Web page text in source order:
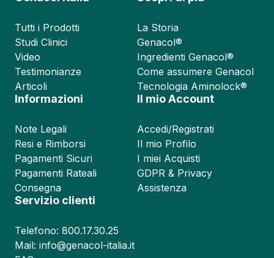
Tutti i Prodotti
Studi Clinici
Video
Testimonianze
Articoli
La Storia
Genacol®
Ingredienti Genacol®
Come assumere Genacol
Tecnologia Aminolock®
Informazioni
Note Legali
Resi e Rimborsi
Pagamenti Sicuri
Pagamenti Rateali
Consegna
Il mio Account
Accedi/Registrati
Il mio Profilo
I miei Acquisti
GDPR & Privacy
Assistenza
Servizio clienti
Telefono: 800.17.30.25
Mail: info@genacol-italia.it